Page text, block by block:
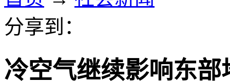
分享到：
冷空气继续影响东部